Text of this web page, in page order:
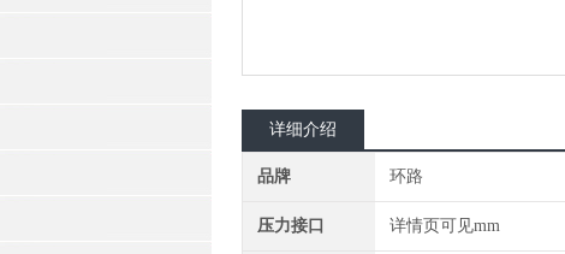
详细介绍
品牌 环路
压力接口 详情页可见mm